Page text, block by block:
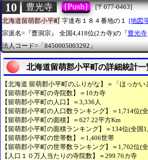
10 豊光寺 [Push]
[〒077-0463]
北海道留萌郡小平町 字達布１８４番地の１
[地図
宗派名=『曹洞宗』
全国4,418位(2カ寺)の『豊光寺
法人コード=「8450005003292」
北海道留萌郡小平町の詳細統計一
【北海道 留萌郡小平町のふりがな】＝「ほっかい
【留萌郡小平町の寺院数】＝10カ寺
【留萌郡小平町の人口】＝3,336人
【留萌郡小平町の人口数ランキング】＝1,714位(
【留萌郡小平町の面積】＝627.22平方Km
【留萌郡小平町の面積ランキング】＝134位(全国
【留萌郡小平町の世帯数】＝1,406世帯
【留萌郡小平町の世帯数ランキング】＝1,702位(
【人口１０万人当たりの寺院数】＝299.76カ寺